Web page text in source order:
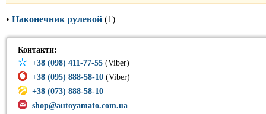
• Наконечник рулевой (1)
Контакти:
+38 (098) 411-77-55 (Viber)
+38 (095) 888-58-10 (Viber)
+38 (073) 888-58-10
shop@autoyamato.com.ua